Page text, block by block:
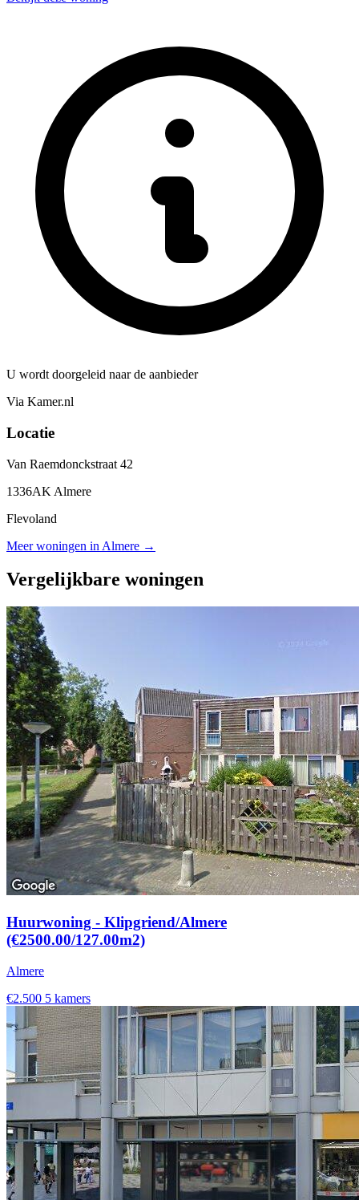
U wordt doorgeleid naar de aanbieder
Via Kamer.nl
Locatie
Van Raemdonckstraat 42
1336AK Almere
Flevoland
Meer woningen in Almere →
Vergelijkbare woningen
Huurwoning - Klipgriend/Almere
(€2500.00/127.00m2)
Almere
€2.500 5 kamers